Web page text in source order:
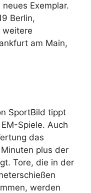
Exemplar.
Berlin,
weitere
am Main,
SportBild tippt
Spiele. Auch
das
plus der
Tore, die in der
werden